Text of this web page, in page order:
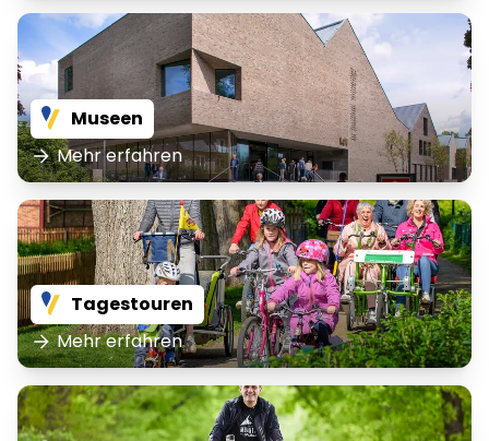
Museen
Mehr erfahren
Tagestouren
Mehr erfahren